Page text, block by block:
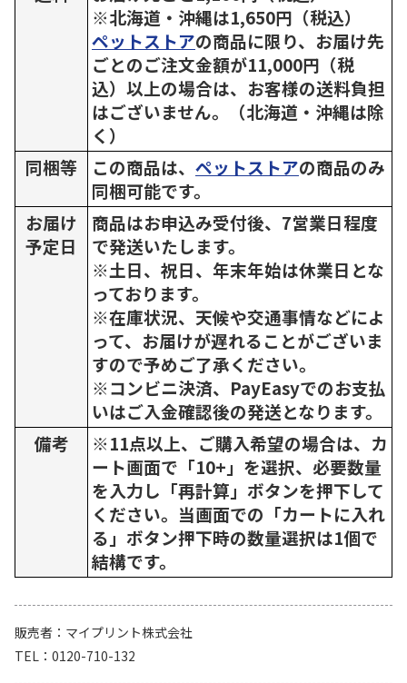
※北海道・沖縄は1,650円（税込）
ペットストアの商品に限り、お届け先
ごとのご注文金額が11,000円（税
込）以上の場合は、お客様の送料負担
はございません。（北海道・沖縄は除
く）
同梱等
この商品は、 ペットストアの商品のみ
同梱可能です。
お届け
予定日
商品はお申込み受付後、7営業日程度
で発送いたします。
※土日、祝日、年末年始は休業日とな
っております。
※在庫状況、天候や交通事情などによ
って、お届けが遅れることがございま
すので予めご了承ください。
※コンビニ決済、PayEasyでのお支払
いはご入金確認後の発送となります。
備考
※11点以上、ご購入希望の場合は、カ
ート画面で「10+」を選択、必要数量
を入力し「再計算」ボタンを押下して
ください。当画面での「カートに入れ
る」ボタン押下時の数量選択は1個で
結構です。
販売者
マイプリント株式会社
TEL
0120-710-132